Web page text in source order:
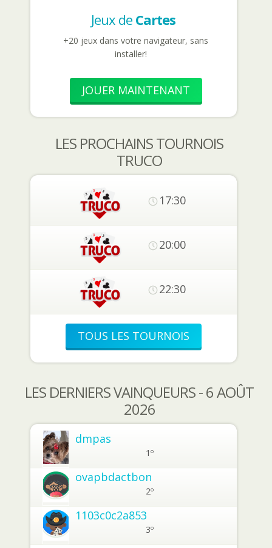
Jeux de Cartes
+20 jeux dans votre navigateur, sans
installer!
JOUER MAINTENANT
LES PROCHAINS TOURNOIS
TRUCO
17:30
20:00
22:30
TOUS LES TOURNOIS
LES DERNIERS VAINQUEURS - 6 AOÛT
2026
dmpas
1º
ovapbdactbon
2º
1103c0c2a853
3º